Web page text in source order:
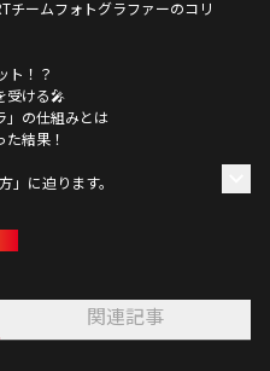
チームフォトグラファーのコリ
ト！？
受ける🎤
」の仕組みとは
結果！
」に迫ります。
関連記事